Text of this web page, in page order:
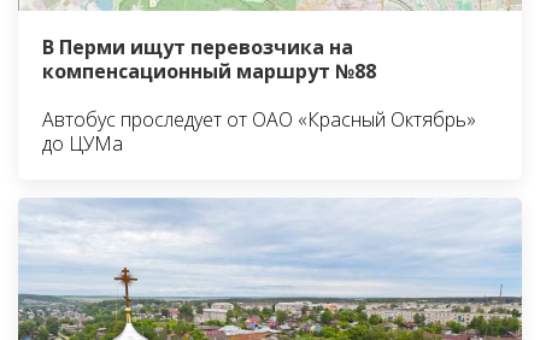
В Перми ищут перевозчика на
компенсационный маршрут №88
Автобус проследует от ОАО «Красный Октябрь»
до ЦУМа